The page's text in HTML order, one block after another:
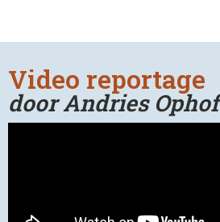
Video reportage
door Andries Ophof